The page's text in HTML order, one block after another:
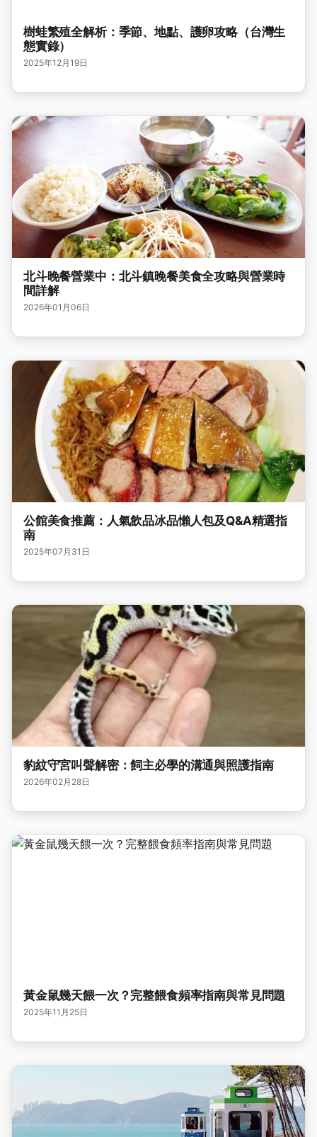
樹蛙繁殖全解析：季節、地點、護卵攻略（台灣生
態實錄）
2025年12月19日
北斗晚餐營業中：北斗鎮晚餐美食全攻略與營業時
間詳解
2026年01月06日
公館美食推薦：人氣飲品冰品懶人包及Q&A精選指
南
2025年07月31日
豹紋守宮叫聲解密：飼主必學的溝通與照護指南
2026年02月28日
黃金鼠幾天餵一次？完整餵食頻率指南與常見問題
2025年11月25日